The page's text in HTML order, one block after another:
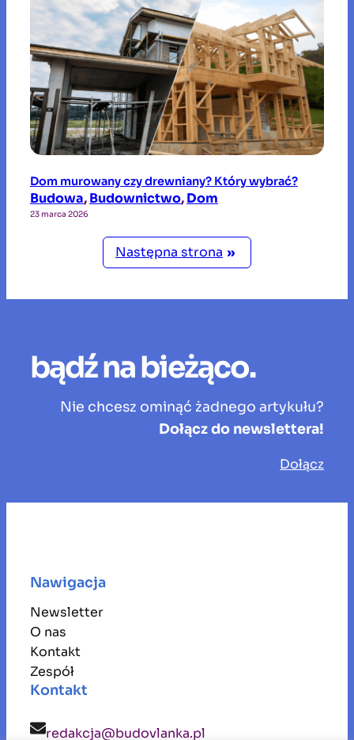
Dom murowany czy drewniany? Który wybrać?
Budowa, Budownictwo, Dom
23 marca 2026
Następna strona »
bądź na bieżąco.
Nie chcesz ominąć żadnego artykułu?
Dołącz do newslettera!
Dołącz
Nawigacja
Newsletter
O nas
Kontakt
Zespół
Kontakt
redakcja@budovlanka.pl